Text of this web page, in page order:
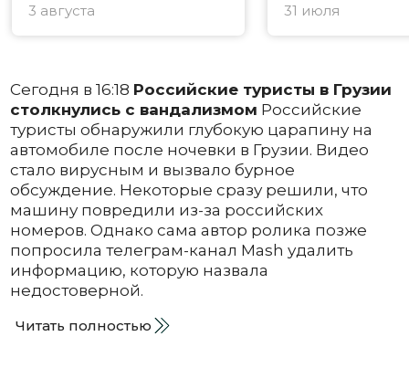
3 августа 31 июля
Сегодня в 16:18 Российские туристы в Грузии
столкнулись с вандализмом Российские
туристы обнаружили глубокую царапину на
автомобиле после ночевки в Грузии. Видео
стало вирусным и вызвало бурное
обсуждение. Некоторые сразу решили, что
машину повредили из-за российских
номеров. Однако сама автор ролика позже
попросила телеграм-канал Mash удалить
информацию, которую назвала
недостоверной.
Читать полностью